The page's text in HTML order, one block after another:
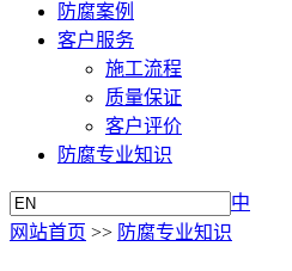
防腐案例
客户服务
施工流程
质量保证
客户评价
防腐专业知识
中
网站首页 >> 防腐专业知识